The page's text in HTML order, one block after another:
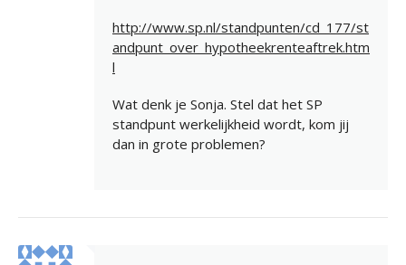
http://www.sp.nl/standpunten/cd_177/st
andpunt_over_hypotheekrenteaftrek.htm
l
Wat denk je Sonja. Stel dat het SP
standpunt werkelijkheid wordt, kom jij
dan in grote problemen?